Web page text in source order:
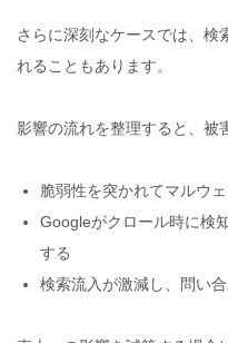
さらに深刻なケースでは、検
れることもあります。
影響の流れを整理すると、被
脆弱性を突かれてマルウ
Googleがクロール時に検
する
検索流入が激減し、問い